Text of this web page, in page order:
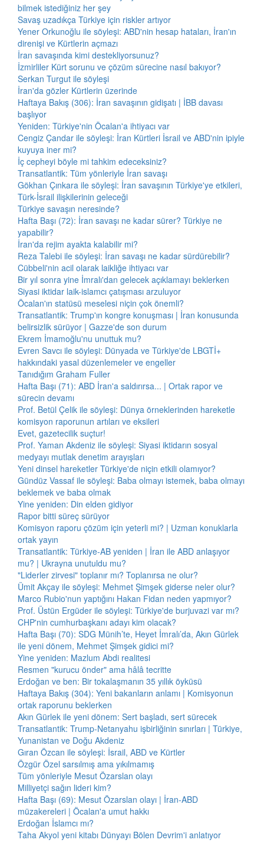
bilmek istediğiniz her şey
Savaş uzadıkça Türkiye için riskler artıyor
Yener Orkunoğlu ile söyleşi: ABD'nin hesap hataları, İran'ın
direnişi ve Kürtlerin açmazı
İran savaşında kimi destekliyorsunuz?
İzmirliler Kürt sorunu ve çözüm sürecine nasıl bakıyor?
Serkan Turgut ile söyleşi
İran'da gözler Kürtlerin üzerinde
Haftaya Bakış (306): İran savaşının gidişatı | İBB davası
başlıyor
Yeniden: Türkiye'nin Öcalan'a ihtiyacı var
Cengiz Çandar ile söyleşi: İran Kürtleri İsrail ve ABD'nin ipiyle
kuyuya iner mi?
İç cepheyi böyle mi tahkim edeceksiniz?
Transatlantik: Tüm yönleriyle İran savaşı
Gökhan Çınkara ile söyleşi: İran savaşının Türkiye'ye etkileri,
Türk-İsrail ilişkilerinin geleceği
Türkiye savaşın neresinde?
Hafta Başı (72): İran savaşı ne kadar sürer? Türkiye ne
yapabilir?
İran'da rejim ayakta kalabilir mi?
Reza Talebi ile söyleşi: İran savaşı ne kadar sürdürebilir?
Cübbeli'nin acil olarak laikliğe ihtiyacı var
Bir yıl sonra yine İmralı'dan gelecek açıklamayı beklerken
Siyasi iktidar laik-islamcı çatışması arzuluyor
Öcalan'ın statüsü meselesi niçin çok önemli?
Transatlantik: Trump'ın kongre konuşması | İran konusunda
belirsizlik sürüyor | Gazze'de son durum
Ekrem İmamoğlu'nu unuttuk mu?
Evren Savcı ile söyleşi: Dünyada ve Türkiye'de LBGTİ+
hakkındaki yasal düzenlemeler ve engeller
Tanıdığım Graham Fuller
Hafta Başı (71): ABD İran'a saldırırsa... | Ortak rapor ve
sürecin devamı
Prof. Betül Çelik ile söyleşi: Dünya örneklerinden hareketle
komisyon raporunun artıları ve eksileri
Evet, gazetecilik suçtur!
Prof. Yaman Akdeniz ile söyleşi: Siyasi iktidarın sosyal
medyayı mutlak denetim arayışları
Yeni dinsel hareketler Türkiye'de niçin etkili olamıyor?
Gündüz Vassaf ile söyleşi: Baba olmayı istemek, baba olmayı
beklemek ve baba olmak
Yine yeniden: Din elden gidiyor
Rapor bitti süreç sürüyor
Komisyon raporu çözüm için yeterli mi? | Uzman konuklarla
ortak yayın
Transatlantik: Türkiye-AB yeniden | İran ile ABD anlaşıyor
mu? | Ukrayna unutuldu mu?
"Liderler zirvesi" toplanır mı? Toplanırsa ne olur?
Ümit Akçay ile söyleşi: Mehmet Şimşek giderse neler olur?
Marco Rubio'nun yaptığını Hakan Fidan neden yapmıyor?
Prof. Üstün Ergüder ile söyleşi: Türkiye'de burjuvazi var mı?
CHP'nin cumhurbaşkanı adayı kim olacak?
Hafta Başı (70): SDG Münih’te, Heyet İmralı’da, Akın Gürlek
ile yeni dönem, Mehmet Şimşek gidici mi?
Yine yeniden: Mazlum Abdi realitesi
Resmen "kurucu önder" ama hâlâ tecritte
Erdoğan ve ben: Bir tokalaşmanın 35 yıllık öyküsü
Haftaya Bakış (304): Yeni bakanların anlamı | Komisyonun
ortak raporunu beklerken
Akın Gürlek ile yeni dönem: Sert başladı, sert sürecek
Transatlantik: Trump-Netanyahu işbirliğinin sınırları | Türkiye,
Yunanistan ve Doğu Akdeniz
Gıran Özcan ile söyleşi: İsrail, ABD ve Kürtler
Özgür Özel sarsılmış ama yıkılmamış
Tüm yönleriyle Mesut Özarslan olayı
Milliyetçi sağın lideri kim?
Hafta Başı (69): Mesut Özarslan olayı | İran-ABD
müzakereleri | Öcalan'a umut hakkı
Erdoğan İslamcı mı?
Taha Akyol yeni kitabı Dünyayı Bölen Devrim'i anlatıyor